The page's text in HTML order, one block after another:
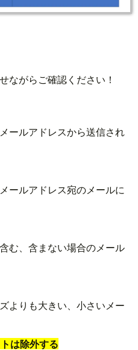
ながらご確認ください！
ールアドレスから送信され
ールアドレス宛のメールに
む、含まない場合のメール
よりも大きい、小さいメー
は除外する